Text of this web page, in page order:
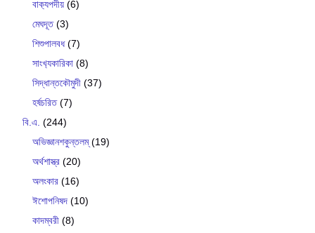
বাক‍্যপদীয় (6)
মেঘদূত(3)
শিশুপালবধ(7)
সাংখ‍্যকারিকা (8)
সিদ্ধান্তকৌমুদী (37)
হর্ষচরিত(7)
বি.এ. (244)
অভিজ্ঞানশকুন্তলম্(19)
অর্থশাস্ত্র (20)
অলংকার (16)
ঈশোপনিষদ (10)
কাদম্বরী (8)